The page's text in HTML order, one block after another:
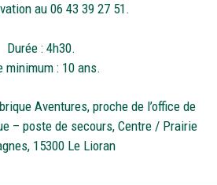
au 06 43 39 27 51.
Durée : 4h30.
minimum : 10 ans.
Aventures, proche de l’office de
– poste de secours, Centre / Prairie
15300 Le Lioran